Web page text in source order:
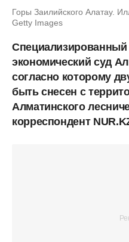
Горы Заилийского Алатау.
Getty Images
экономический суд
согласно которому
быть снесен с
Алматинского
корреспондент